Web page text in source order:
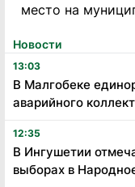
Новости
13:03
В Малгобеке
аварийного
12:35
В Ингушетии
выборах в
место на